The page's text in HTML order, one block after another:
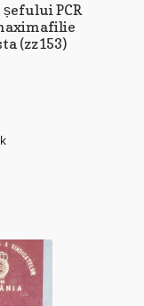
PCR
(zz153)